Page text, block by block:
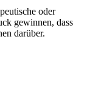
oder
gewinnen, dass
darüber.